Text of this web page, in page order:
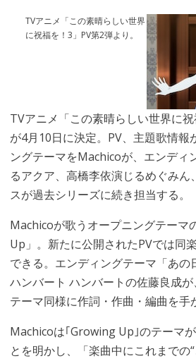
TVアニメ「この素晴らしい世界
に祝福を！3」PV第2弾より。
TVアニメ「この素晴らしい世界に
が4月10日に決定。PV、主題歌情報
ングテーマをMachicoが、エンディ
るアクア、高橋李依演じるめぐみん
スが過去シリーズに続き担当する。
Machicoが歌うオープニングテーマ
Up」。新たに公開されたPVでは同
できる。エンディングテーマ「あの
ハンバート ハンバートの佐藤良成
テーマ同様に作詞・作曲・編曲を手
Machicoは｢Growing Up｣のテーマ
とを明かし、「楽曲中にこれまでの